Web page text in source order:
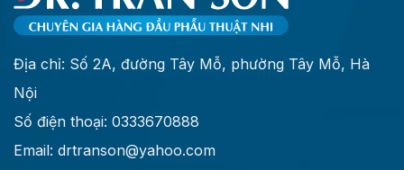
Địa chỉ: Số 2A, đường Tây Mỗ, phường Tây Mỗ, Hà
Nội
Số điện thoại: 0333670888
Email: drtranson@yahoo.com